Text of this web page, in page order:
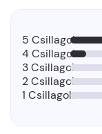
5 Csillagok
4 Csillagok
3 Csillagok
2 Csillagok
1 Csillagok